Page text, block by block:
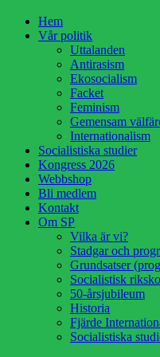
HoppaHem
Vår politik
Uttalanden
Antirasism
Ekosocialism
Facket
Feminism
Gemensam
Internationalism
Socialistiska studier
Kongress 2026
Webbshop
Bli medlem
Kontakt
Om SP
Vilka är vi?
Stadgar och
Grundsatser
Socialistisk
50-årsjubileum
Historia
Fjärde
Socialistiska